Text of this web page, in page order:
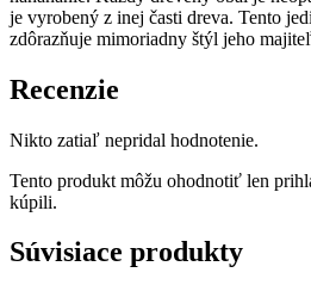
je vyrobený z inej časti dreva. Tento
zdôrazňuje mimoriadny štýl jeho
Recenzie
Nikto zatiaľ nepridal hodnotenie.
Tento produkt môžu ohodnotiť len
kúpili.
Súvisiace produkty